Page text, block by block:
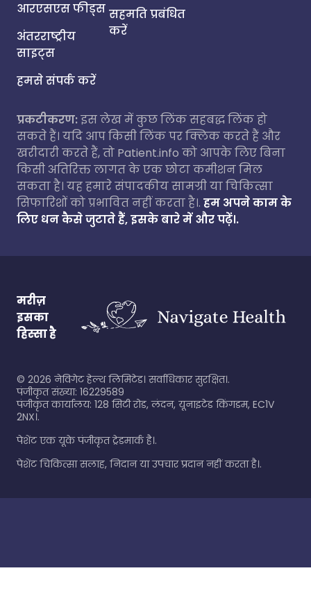
आरएसएस फीड्स
अंतरराष्ट्रीय
साइट्स
हमसे संपर्क करें
सहमति प्रबंधित
करें
प्रकटीकरण:इस लेख में कुछ लिंक सहबद्ध लिंक हो
सकते हैं। यदि आप किसी लिंक पर क्लिक करते हैं और
खरीदारी करते हैं, तो Patient.info को आपके लिए बिना
किसी अतिरिक्त लागत के एक छोटा कमीशन मिल
सकता है। यह हमारे संपादकीय सामग्री या चिकित्सा
सिफारिशों को प्रभावित नहीं करता है।. हम अपने काम के
लिए धन कैसे जुटाते हैं, इसके बारे में और पढ़ें।.
मरीज़
इसका
हिस्सा है
© 2026 नेविगेट हेल्थ लिमिटेड। सर्वाधिकार सुरक्षित।.
पंजीकृत संख्या: 16229589
पंजीकृत कार्यालय: 128 सिटी रोड, लंदन, यूनाइटेड किंगडम, EC1V
2NX।.
पेशेंट एक यूके पंजीकृत ट्रेडमार्क है।.
पेशेंट चिकित्सा सलाह, निदान या उपचार प्रदान नहीं करता है।.